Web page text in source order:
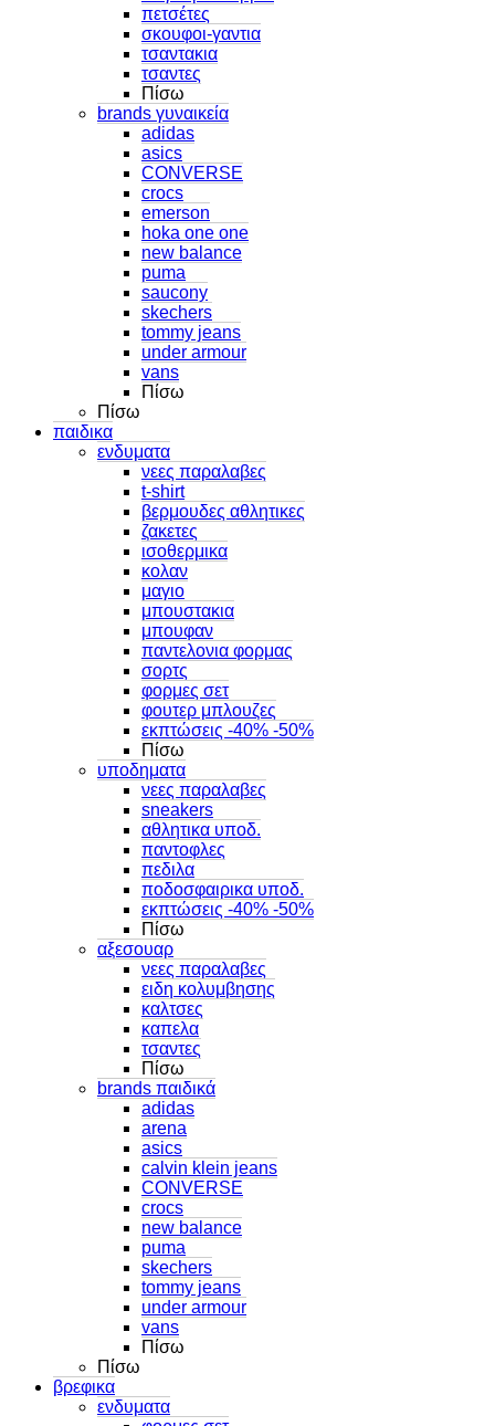
πετσέτες
σκουφοι-γαντια
τσαντακια
τσαντες
Πίσω
brands γυναικεία
adidas
asics
CONVERSE
crocs
emerson
hoka one one
new balance
puma
saucony
skechers
tommy jeans
under armour
vans
Πίσω
Πίσω
παιδικα
ενδυματα
νεες παραλαβες
t-shirt
βερμουδες αθλητικες
ζακετες
ισοθερμικα
κολαν
μαγιο
μπουστακια
μπουφαν
παντελονια φορμας
σορτς
φορμες σετ
φουτερ μπλουζες
εκπτώσεις -40% -50%
Πίσω
υποδηματα
νεες παραλαβες
sneakers
αθλητικα υποδ.
παντοφλες
πεδιλα
ποδοσφαιρικα υποδ.
εκπτώσεις -40% -50%
Πίσω
αξεσουαρ
νεες παραλαβες
ειδη κολυμβησης
καλτσες
καπελα
τσαντες
Πίσω
brands παιδικά
adidas
arena
asics
calvin klein jeans
CONVERSE
crocs
new balance
puma
skechers
tommy jeans
under armour
vans
Πίσω
Πίσω
βρεφικα
ενδυματα